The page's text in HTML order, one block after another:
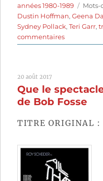
le
années 1980-1989
Mots-
Dustin Hoffman,Geena
Sydney Pollack,Teri Garr,
commentairessur
Tootsie
Pollack
20 août 2017
Que le
de Bob Fosse
TITRE ORIGINAL